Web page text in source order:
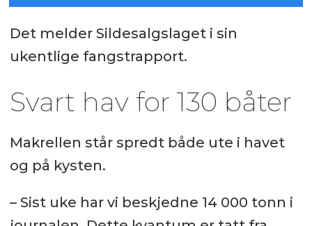
Det melder Sildesalgslaget i sin
ukentlige fangstrapport.
Svart hav for 130 båter
Makrellen står spredt både ute i havet
og på kysten.
– Sist uke har vi beskjedne 14 000 tonn i